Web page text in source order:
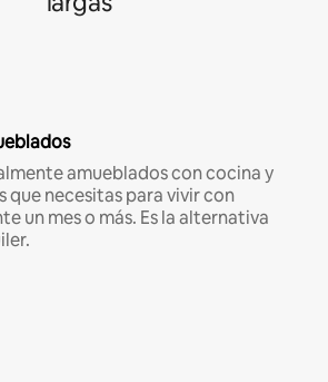
amueblados con cocina y
que necesitas para vivir con
un mes o más. Es la alternativa